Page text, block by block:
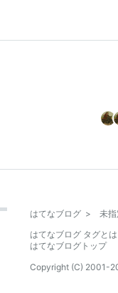
はてなブログ > 未指
はてなブログ タグとは
はてなブログトップ
Copyright (C) 2001-